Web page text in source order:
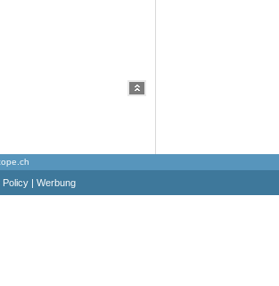
Policy| Werbung